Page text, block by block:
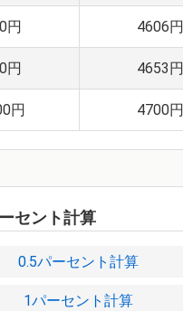
円 4606円
円 4653円
円 4700円
セント計算
0.5パーセント計算
1パーセント計算